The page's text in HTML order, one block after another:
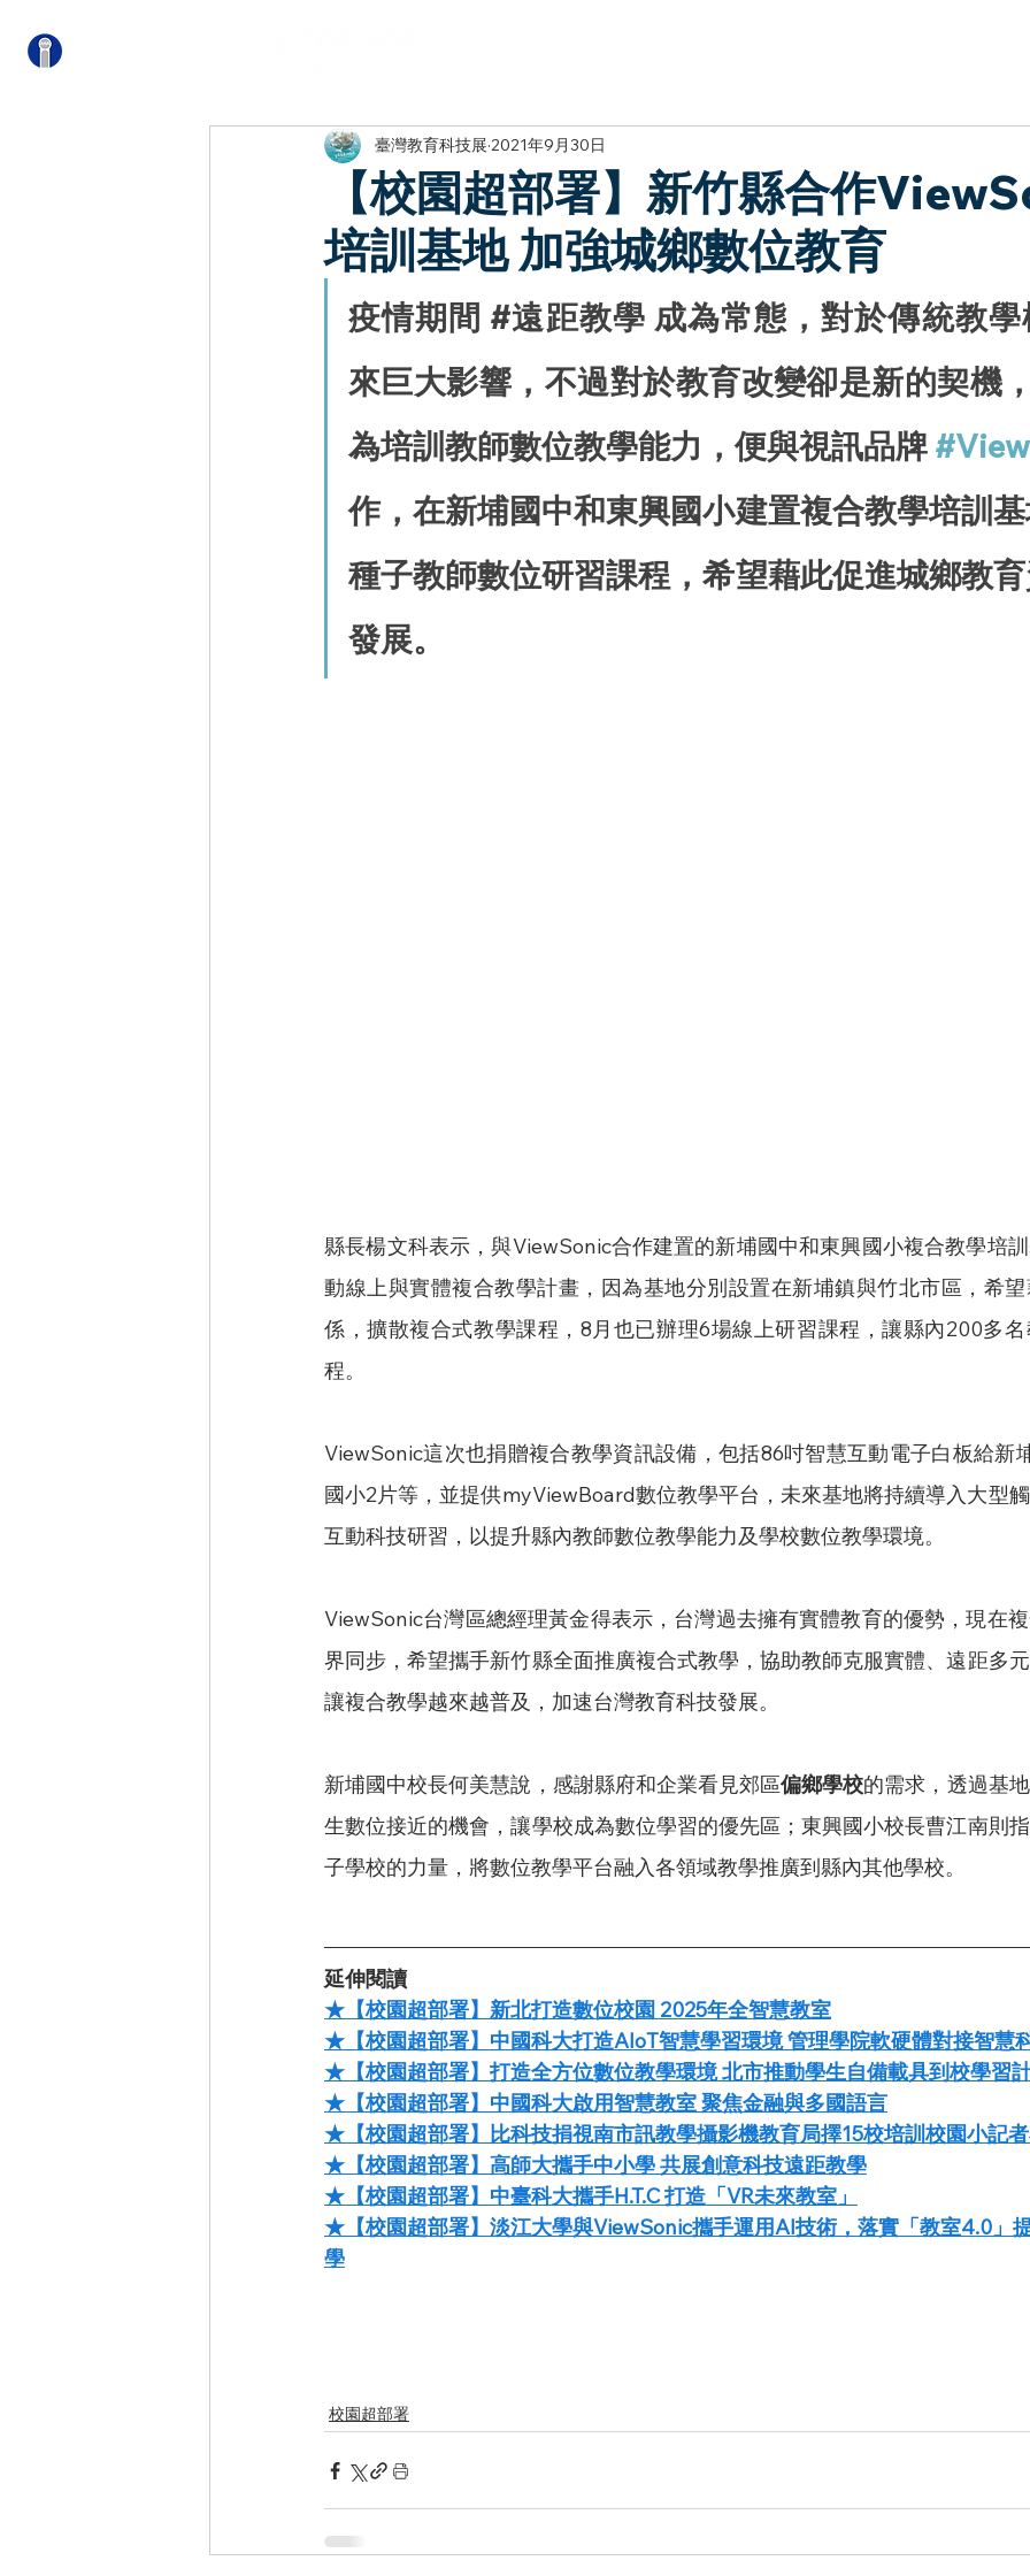
【校園超部署】新竹縣合作
培訓基地 加強城鄉數位教育
臺灣教育科技展 2021年9月30日
疫情期間 #遠距教學 成為常態，對於傳統教
來巨大影響，不過對於教育改變卻是新的契機
為培訓教師數位教學能力，便與視訊品牌
作，在新埔國中和東興國小建置複合教學培訓
種子教師數位研習課程，希望藉此促進城鄉教
發展。
縣長楊文科表示，與ViewSonic合作建置的新埔國中和東興國小複合教學培
動線上與實體複合教學計畫，因為基地分別設置在新埔鎮與竹北市區，希
係，擴散複合式教學課程，8月也已辦理6場線上研習課程，讓縣內200多
程。
ViewSonic這次也捐贈複合教學資訊設備，包括86吋智慧互動電子白板給新
國小2片等，並提供myViewBoard數位教學平台，未來基地將持續導入大型
互動科技研習，以提升縣內教師數位教學能力及學校數位教學環境。
ViewSonic台灣區總經理黃金得表示，台灣過去擁有實體教育的優勢，現在
界同步，希望攜手新竹縣全面推廣複合式教學，協助教師克服實體、遠距多
讓複合教學越來越普及，加速台灣教育科技發展。
新埔國中校長何美慧說，感謝縣府和企業看見郊區偏鄉學校的需求，透過基
生數位接近的機會，讓學校成為數位學習的優先區；東興國小校長曹江南則
子學校的力量，將數位教學平台融入各領域教學推廣到縣內其他學校。
延伸閱讀
★【校園超部署】新北打造數位校園 2025年全智慧教室
★【校園超部署】中國科大打造AIoT智慧學習環境 管理學院軟硬體對接智慧
★【校園超部署】打造全方位數位教學環境 北市推動學生自備載具到校學習
★【校園超部署】中國科大啟用智慧教室 聚焦金融與多國語言
★【校園超部署】比科技捐視南市訊教學攝影機教育局擇15校培訓校園小記
★【校園超部署】高師大攜手中小學 共展創意科技遠距教學
★【校園超部署】中臺科大攜手H.T.C 打造「VR未來教室」
★【校園超部署】淡江大學與ViewSonic攜手運用AI技術，落實「教室4.0」
學
校園超部署